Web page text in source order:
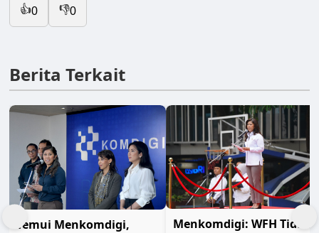
👍0 👎0
Berita Terkait
Temui Menkomdigi,
Menkomdigi: WFH Tidak